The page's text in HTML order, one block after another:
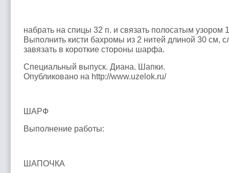
набрать на спицы 32 п. и связать полосатым узором
Выполнить кисти бахромы из 2 нитей длиной 30 см,
завязать в короткие стороны шарфа.
Специальный выпуск. Диана. Шапки.
Опубликовано на http://www.uzelok.ru/
ШАРФ
Выполнение работы:
ШАПОЧКА